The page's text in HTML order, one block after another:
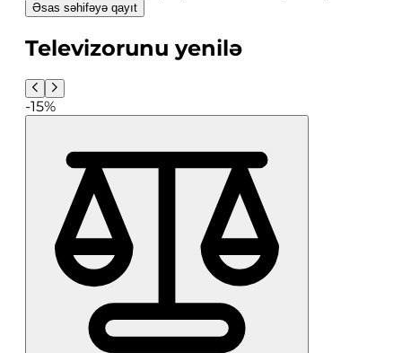
Əsas səhifəyə qayıt
Televizorunu yenilə
-15%